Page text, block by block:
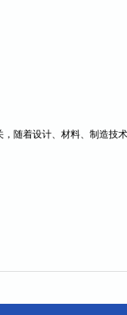
随着设计、材料、制造